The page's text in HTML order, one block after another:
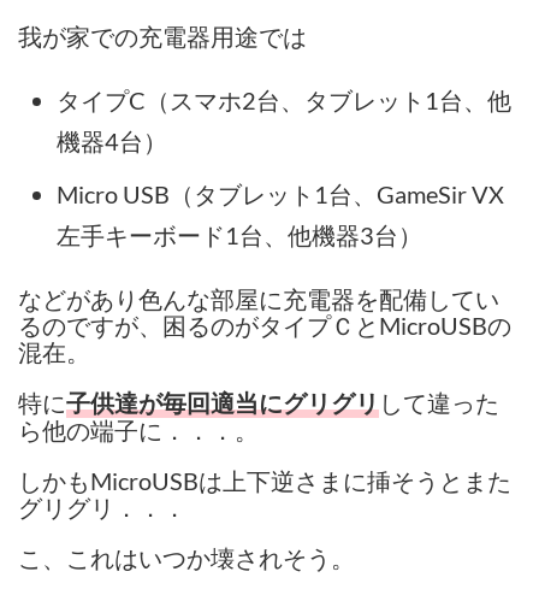
我が家での充電器用途では
タイプC（スマホ2台、タブレット1台、他
機器4台）
Micro USB（タブレット1台、GameSir VX
左手キーボード1台、他機器3台）
などがあり色んな部屋に充電器を配備してい
るのですが、困るのがタイプＣとMicroUSBの
混在。
特に子供達が毎回適当にグリグリして違った
ら他の端子に．．．。
しかもMicroUSBは上下逆さまに挿そうとまた
グリグリ．．．
こ、これはいつか壊されそう。